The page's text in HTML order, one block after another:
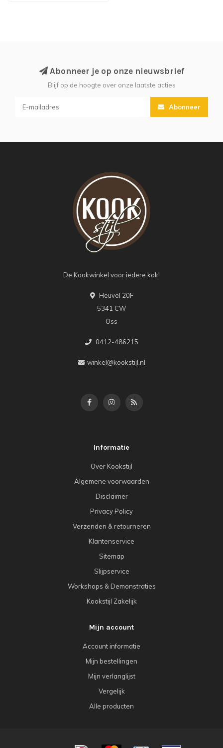
Abonneer je op onze nieuwsbrief
Blijf op de hoogte over onze laatste acties
Abonneer
De Kookwinkel voor iedere kok!
Heuvel 20F
5341 CW
Oss
0412-486215
winkel@kookstijl.nl
Informatie
Over Kookstijl
Algemene voorwaarden
Disclaimer
Privacy Policy
Verzenden & retourneren
Klantenservice
Sitemap
Slijpservice
Workshops & Demonstraties
Kookstijl Zakelijk
Mijn account
Account informatie
Mijn bestellingen
Mijn verlanglijst
Vergelijk
Alle producten